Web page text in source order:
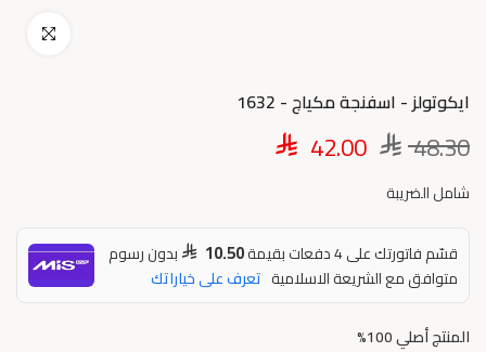
اضغط للتكبير
ايكوتولز - اسفنجة مكياج - 1632
48.30
42.00
شامل الضريبة
قسّم فاتورتك على 4 دفعات بقيمة 10.50
بدون رسوم
متوافق مع الشريعة الاسلامية تعرف على خياراتك
المنتج أصلي 100%